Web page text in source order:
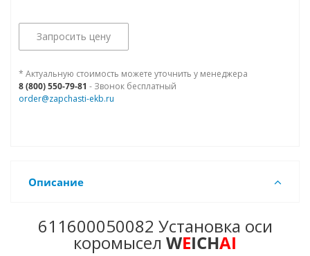
Запросить цену
* Актуальную стоимость можете уточнить у менеджера
8 (800) 550-79-81 - Звонок бесплатный
order@zapchasti-ekb.ru
Описание
611600050082 Установка оси
коромысел WEICHAI